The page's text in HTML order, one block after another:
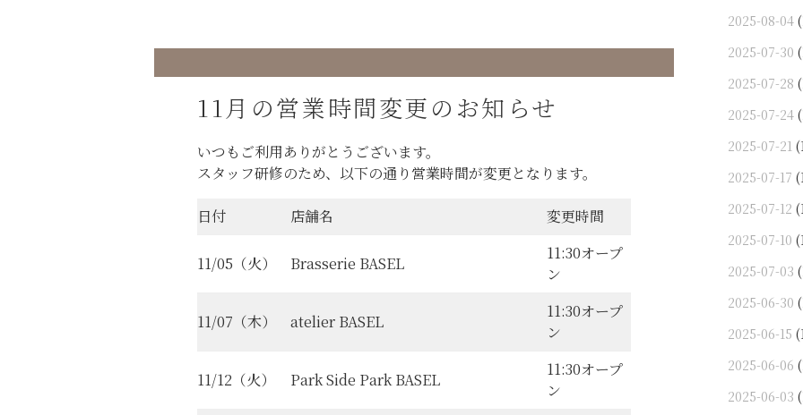
11月の営業時間変更のお知らせ
いつもご利用ありがとうございます。
スタッフ研修のため、以下の通り営業時間が変更となります。
日付 店舗名 変更時間
11/05（火） Brasserie BASEL
11:30オープ
ン
11/07（木） atelier BASEL
11:30オープ
ン
11/12（火） Park Side Park BASEL
11:30オープ
ン
2025-08-04
2025-07-30
2025-07-28
2025-07-24
2025-07-21
2025-07-17
2025-07-12
2025-07-10
2025-07-03
2025-06-30
2025-06-15
2025-06-06
2025-06-03